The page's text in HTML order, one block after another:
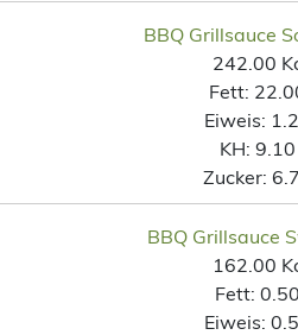
BBQ Grillsauce
242.00
Fett:
Eiweis:
KH:
Zucker:
BBQ Grillsauce
162.00
Fett:
Eiweis: